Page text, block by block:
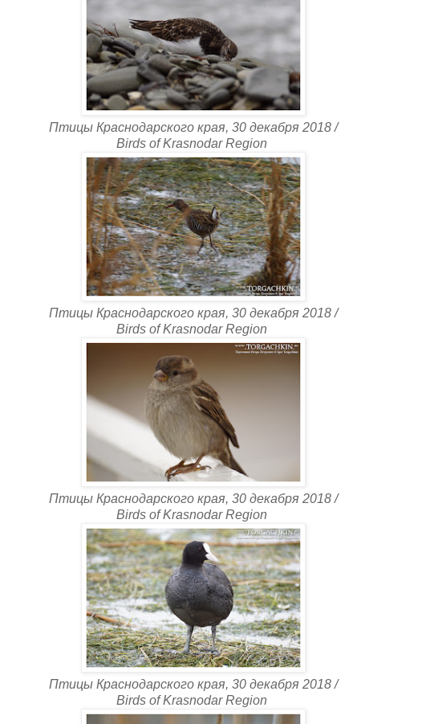
Птицы Краснодарского края, 30 декабря 2018 /
Birds of Krasnodar Region
Птицы Краснодарского края, 30 декабря 2018 /
Birds of Krasnodar Region
Птицы Краснодарского края, 30 декабря 2018 /
Birds of Krasnodar Region
Птицы Краснодарского края, 30 декабря 2018 /
Birds of Krasnodar Region